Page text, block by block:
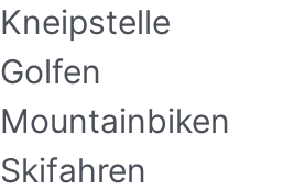
Kneipstelle
Golfen
Mountainbiken
Skifahren